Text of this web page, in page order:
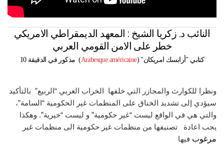
النائب د. زكريا الشيخ : المعهد الديمقراطي الامريكي
خطر على الامن القومي العربي
كتابي " أرابسك امريكان" (
Arabesque américaine) مذكور في الدقيقة 10
ونظرا للكوارث والمجازر التي خلفها الخراب العربي “الربيع” بالتأكيد
سيؤدي إلى تشديد الخناق على المنظمات غير الحكومية “السامة”،
والتي هي في الواقع ليست “غير حكومية” و ليست “خيرية”. وهكذا
يجب اعادة تصنيفها من منظمات غير حكومية الى منظمات غير
مرغوب فيها